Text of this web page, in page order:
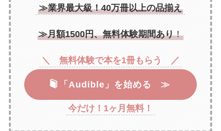
≫業界最大級！40万冊以上の品揃え
≫月額1500円、無料体験期間あり！
＼ 無料体験で本を1冊もらう ／
「Audible」を始める ≫
今だけ！1ヶ月無料！